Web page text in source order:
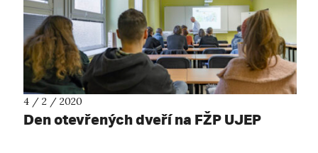
4 / 2 / 2020
Den otevřených dveří na FŽP UJEP